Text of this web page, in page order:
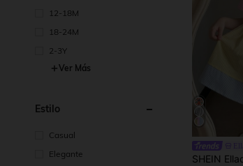
12-18M
18-24M
2-3Y
Ver Más
Estilo
Casual
Elegante